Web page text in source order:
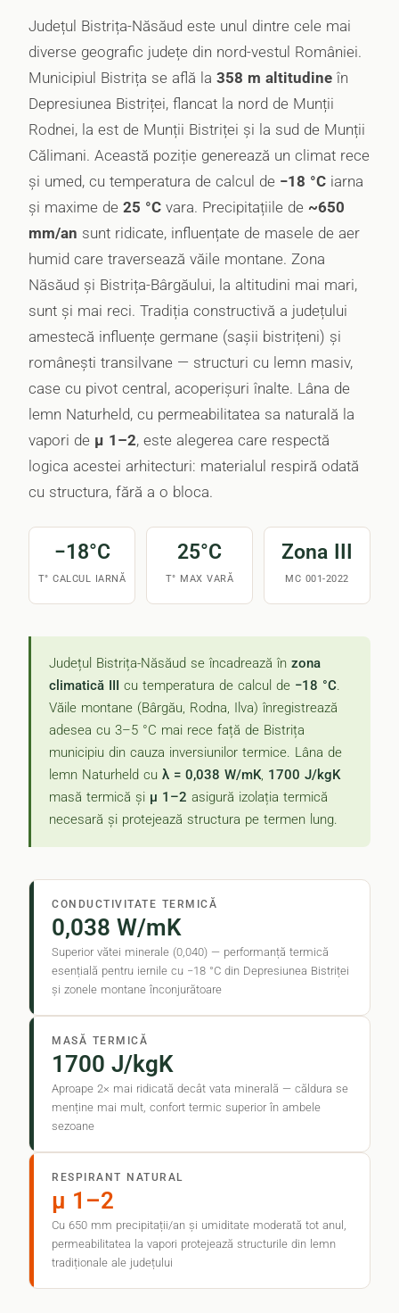
Județul Bistrița-Năsăud este unul dintre cele mai
diverse geografic județe din nord-vestul României.
Municipiul Bistrița se află la 358 m altitudine în
Depresiunea Bistriței, flancat la nord de Munții
Rodnei, la est de Munții Bistriței și la sud de Munții
Călimani. Această poziție generează un climat rece
și umed, cu temperatura de calcul de −18 °C iarna
și maxime de 25 °C vara. Precipitațiile de ~650
mm/an sunt ridicate, influențate de masele de aer
humid care traversează văile montane. Zona
Năsăud și Bistrița-Bârgăului, la altitudini mai mari,
sunt și mai reci. Tradiția constructivă a județului
amestecă influențe germane (sașii bistrițeni) și
românești transilvane — structuri cu lemn masiv,
case cu pivot central, acoperișuri înalte. Lâna de
lemn Naturheld, cu permeabilitatea sa naturală la
vapori de μ 1–2, este alegerea care respectă
logica acestei arhitecturi: materialul respiră odată
cu structura, fără a o bloca.
−18°C
T° CALCUL IARNĂ
25°C
T° MAX VARĂ
Zona III
MC 001-2022
Județul Bistrița-Năsăud se încadrează în zona
climatică III cu temperatura de calcul de −18 °C.
Văile montane (Bârgău, Rodna, Ilva) înregistrează
adesea cu 3–5 °C mai rece față de Bistrița
municipiu din cauza inversiunilor termice. Lâna de
lemn Naturheld cu λ = 0,038 W/mK, 1700 J/kgK
masă termică și μ 1–2 asigură izolația termică
necesară și protejează structura pe termen lung.
CONDUCTIVITATE TERMICĂ
0,038 W/mK
Superior vătei minerale (0,040) — performanță termică
esențială pentru iernile cu −18 °C din Depresiunea Bistriței
și zonele montane înconjurătoare
MASĂ TERMICĂ
1700 J/kgK
Aproape 2× mai ridicată decât vata minerală — căldura se
menține mai mult, confort termic superior în ambele
sezoane
RESPIRANT NATURAL
μ 1–2
Cu 650 mm precipitații/an și umiditate moderată tot anul,
permeabilitatea la vapori protejează structurile din lemn
tradiționale ale județului